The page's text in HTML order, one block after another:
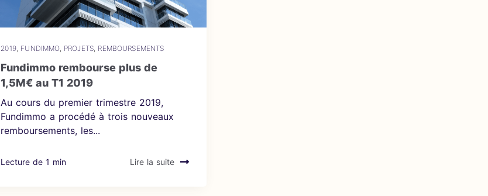
2019, FUNDIMMO, PROJETS, REMBOURSEMENTS
Fundimmo rembourse plus de
1,5M€ au T1 2019
Au cours du premier trimestre 2019,
Fundimmo a procédé à trois nouveaux
remboursements, les...
Lecture de 1 min Lire la suite